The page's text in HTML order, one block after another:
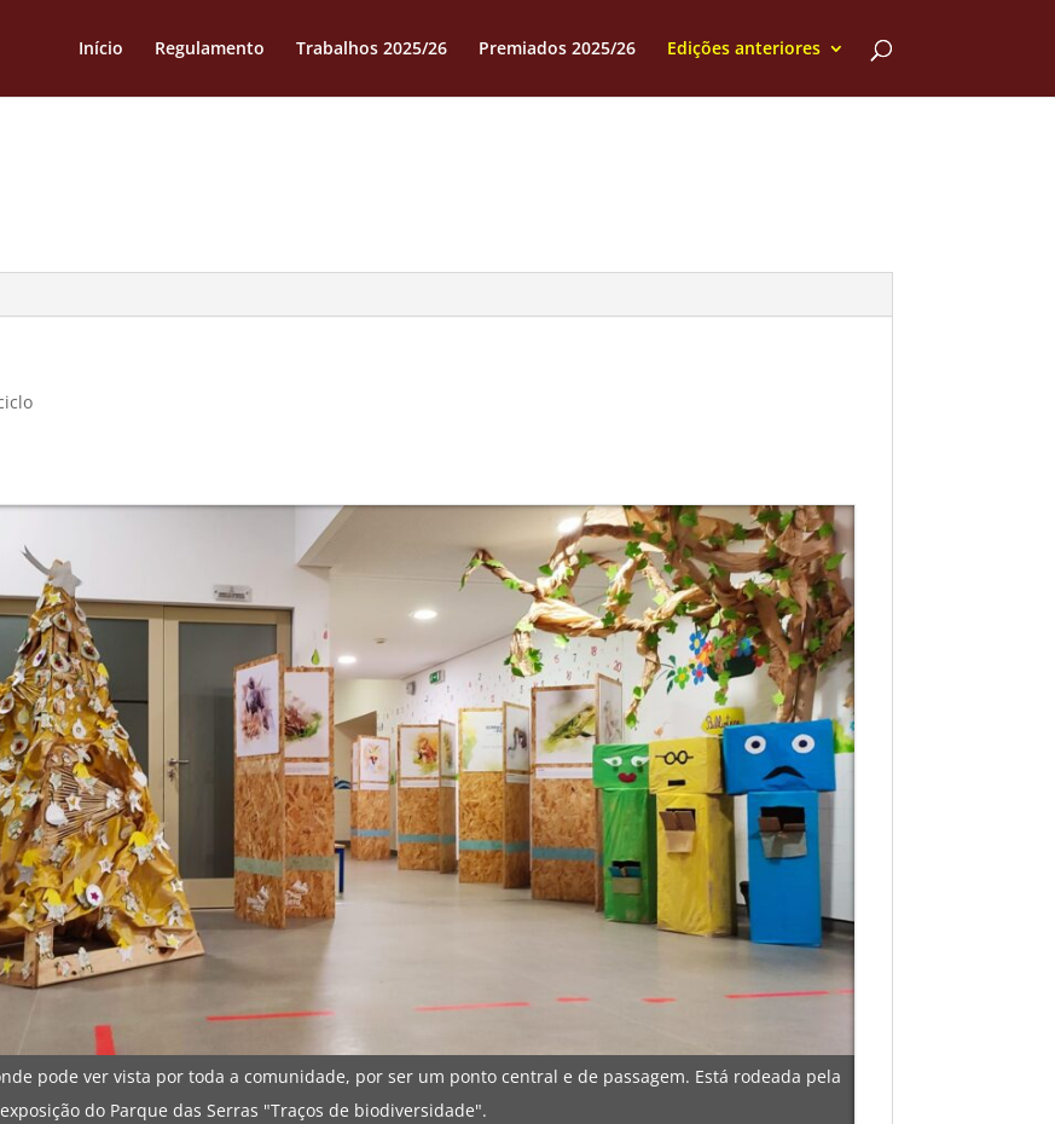
Início Regulamento Trabalhos 2025/26 Premiados 2025/26 Edições anteriores
pode ver vista por toda a comunidade, por ser um ponto central e de passagem. Está rodeada pela
exposição do Parque das Serras "Traços de biodiversidade".